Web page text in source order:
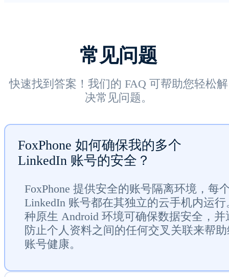
常见问题
快速找到答案！我们的 FAQ 可帮助您轻松解
决常见问题。
FoxPhone 如何确保我的多个
LinkedIn 账号的安全？
FoxPhone 提供安全的账号隔离环境，每
LinkedIn 账号都在其独立的云手机内运行
种原生 Android 环境可确保数据安全，并
防止个人资料之间的任何交叉关联来帮
账号健康。